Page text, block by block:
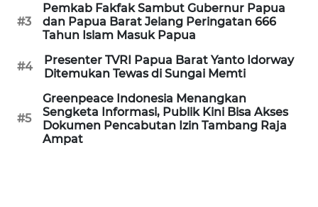
#3
Pemkab Fakfak Sambut Gubernur Papua
dan Papua Barat Jelang Peringatan 666
Tahun Islam Masuk Papua
#4
Presenter TVRI Papua Barat Yanto Idorway
Ditemukan Tewas di Sungai Memti
#5
Greenpeace Indonesia Menangkan
Sengketa Informasi, Publik Kini Bisa Akses
Dokumen Pencabutan Izin Tambang Raja
Ampat
WN
WN
BOROBUDUR
WN
MADURA